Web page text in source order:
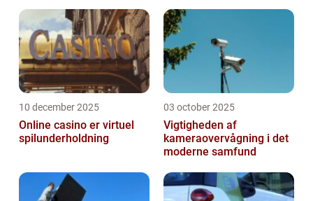
10 december 2025
Online casino er virtuel
spilunderholdning
03 october 2025
Vigtigheden af
kameraovervågning i det
moderne samfund